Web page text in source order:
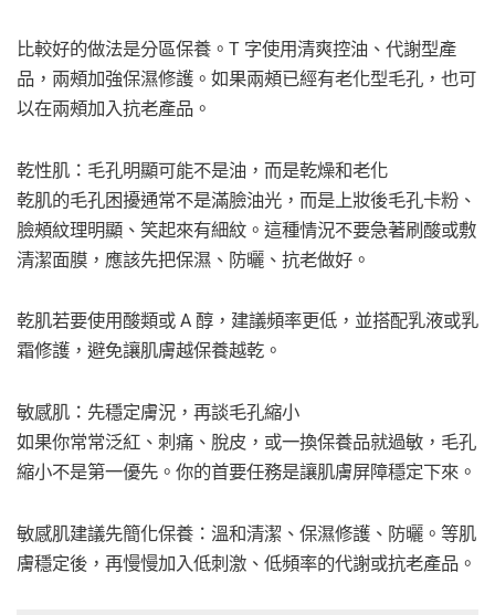
比較好的做法是分區保養。T 字使用清爽控油、代謝型產
品，兩頰加強保濕修護。如果兩頰已經有老化型毛孔，也可
以在兩頰加入抗老產品。
乾性肌：毛孔明顯可能不是油，而是乾燥和老化
乾肌的毛孔困擾通常不是滿臉油光，而是上妝後毛孔卡粉、
臉頰紋理明顯、笑起來有細紋。這種情況不要急著刷酸或敷
清潔面膜，應該先把保濕、防曬、抗老做好。
乾肌若要使用酸類或 A 醇，建議頻率更低，並搭配乳液或乳
霜修護，避免讓肌膚越保養越乾。
敏感肌：先穩定膚況，再談毛孔縮小
如果你常常泛紅、刺痛、脫皮，或一換保養品就過敏，毛孔
縮小不是第一優先。你的首要任務是讓肌膚屏障穩定下來。
敏感肌建議先簡化保養：溫和清潔、保濕修護、防曬。等肌
膚穩定後，再慢慢加入低刺激、低頻率的代謝或抗老產品。